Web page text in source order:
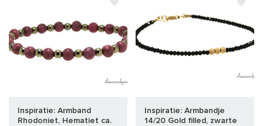
Inspiratie: Armband
Rhodoniet, Hematiet ca.
Inspiratie: Armbandje
14/20 Gold filled, zwarte